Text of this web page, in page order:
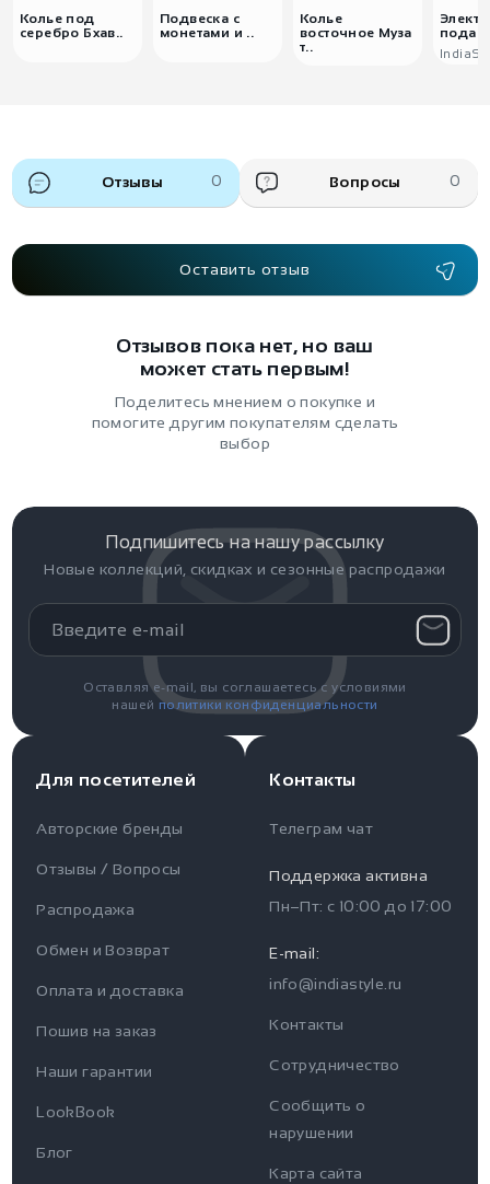
Контакты
Часы работы поддержки
Пн-Пт c 10:00 до 17:00
Telegram
Для пользователя
Информация
Наши гарантии
Контакты
Колье под
серебро Бхав..
Подвеска с
монетами и ..
Колье
восточное Муза
т..
Отзывы 0 Вопросы 0
Оставить отзыв
Отзывов пока нет, но ваш
может стать первым!
Поделитесь мнением о покупке и
помогите другим покупателям сделать
выбор
Для посетителей
Авторские бренды
Отзывы / Вопросы
Распродажа
Обмен и Возврат
Оплата и доставка
Пошив на заказ
Наши гарантии
LookBook
Блог
Подпишитесь на нашу рассылку
Новые коллекций, скидках и сезонные распродажи
Оставляя e-mail, вы соглашаетесь с условиями
нашей политики конфиденциальности
Контакты
Телеграм чат
Поддержка активна
Пн–Пт: с 10:00 до 17:00
E-mail:
info@indiastyle.ru
Контакты
Сотрудничество
Сообщить о
нарушении
Карта сайта